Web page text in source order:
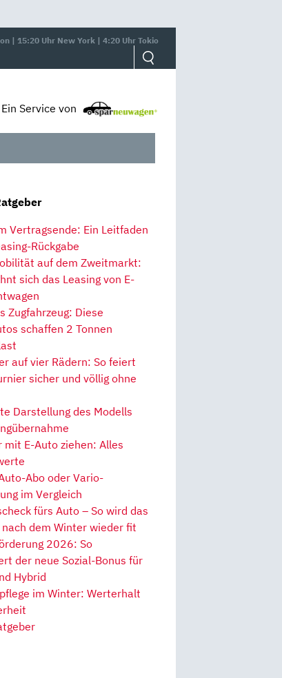
| 15:20 Uhr New York | 4:20 Uhr Tokio
Ein Service von
Vertragsende: Ein Leitfaden
Rückgabe
auf dem Zweitmarkt:
sich das Leasing von E-
Zugfahrzeug: Diese
schaffen 2 Tonnen
auf vier Rädern: So feiert
sicher und völlig ohne
Darstellung des Modells
mit E-Auto ziehen: Alles
Abo oder Vario-
im Vergleich
fürs Auto – So wird das
nach dem Winter wieder fit
2026: So
der neue Sozial-Bonus für
Hybrid
im Winter: Werterhalt